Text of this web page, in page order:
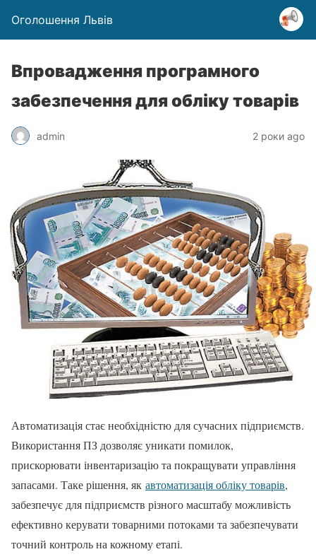
Оголошення Львів
Впровадження програмного
забезпечення для обліку товарів
admin 2 роки ago
Автоматизація стає необхідністю для сучасних підприємств.
Використання ПЗ дозволяє уникати помилок,
прискорювати інвентаризацію та покращувати управління
запасами. Таке рішення, як автоматизація обліку товарів,
забезпечує для підприємств різного масштабу можливість
ефективно керувати товарними потоками та забезпечувати
точний контроль на кожному етапі.